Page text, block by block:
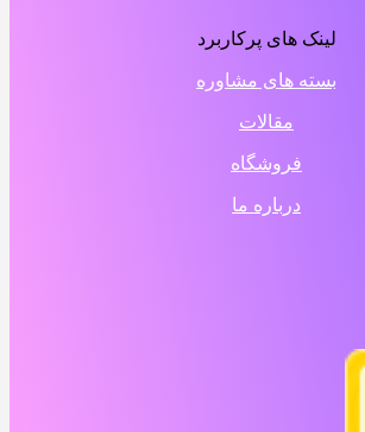
لینک های پرکاربرد
بسته های مشاوره
مقالات
فروشگاه
درباره ما